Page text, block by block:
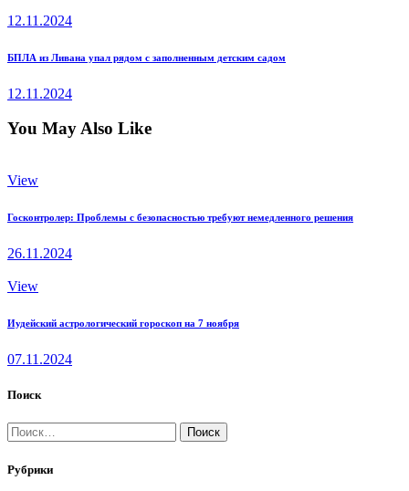
по
12.11.2024
Next
БПЛА из Ливана упал рядом с заполненным детским садом
12.11.2024
You May Also Like
View
Госконтролер: Проблемы с безопасностью требуют немедленного решения
26.11.2024
View
Иудейский астрологический гороскоп на 7 ноября
07.11.2024
Поиск
Найти:
Рубрики